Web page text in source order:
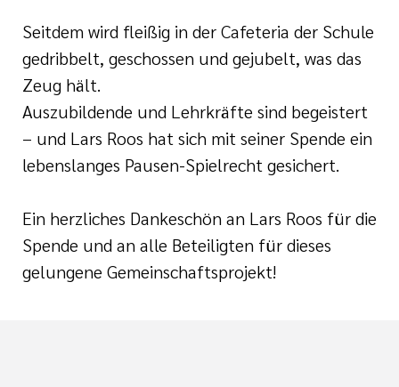
Seitdem wird fleißig in der Cafeteria der Schule
gedribbelt, geschossen und gejubelt, was das
Zeug hält.
Auszubildende und Lehrkräfte sind begeistert
– und Lars Roos hat sich mit seiner Spende ein
lebenslanges Pausen-Spielrecht gesichert.
Ein herzliches Dankeschön an Lars Roos für die
Spende und an alle Beteiligten für dieses
gelungene Gemeinschaftsprojekt!